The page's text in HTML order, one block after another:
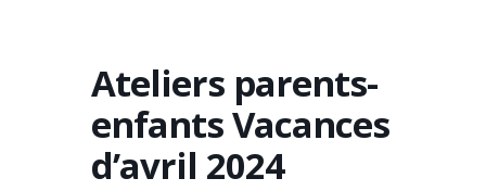
Ateliers parents-
enfants Vacances
d’avril 2024